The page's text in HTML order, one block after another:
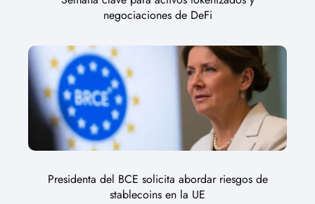
negociaciones de DeFi
Presidenta del BCE solicita abordar riesgos de
stablecoins en la UE